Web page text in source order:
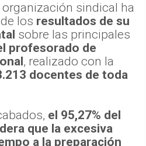
organización sindical ha
los resultados de su
sobre las principales
profesorado de
, realizado con la
docentes de toda
el 95,27% del
que la excesiva
a la preparación